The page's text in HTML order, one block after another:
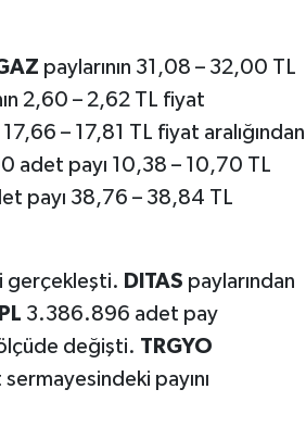
paylarının 31,08 – 32,00 TL
2,60 – 2,62 TL fiyat
17,66 – 17,81 TL fiyat aralığından
payı 10,38 – 10,70 TL
payı 38,76 – 38,84 TL
gerçekleşti. DITAS paylarından
3.386.896 adet pay
değişti. TRGYO
payını